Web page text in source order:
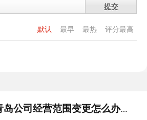
提交
默认 最早 最热 评分最高
青岛公司经营范围变更怎么办理，一篇讲...